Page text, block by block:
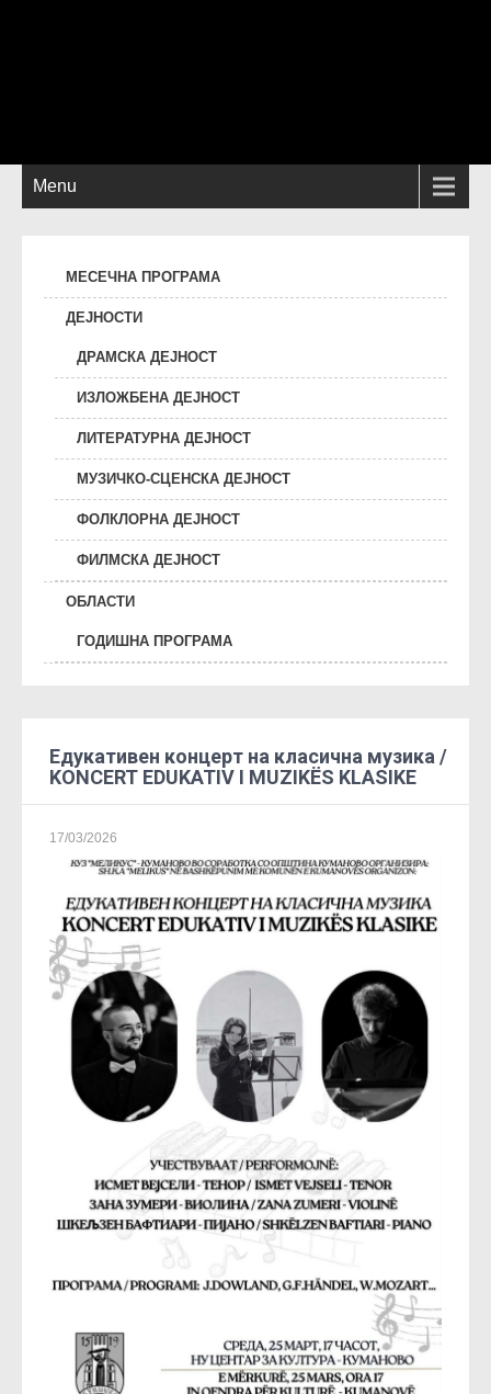
Menu
МЕСЕЧНА ПРОГРАМА
ДЕЈНОСТИ
ДРАМСКА ДЕЈНОСТ
ИЗЛОЖБЕНА ДЕЈНОСТ
ЛИТЕРАТУРНА ДЕЈНОСТ
МУЗИЧКО-СЦЕНСКА ДЕЈНОСТ
ФОЛКЛОРНА ДЕЈНОСТ
ФИЛМСКА ДЕЈНОСТ
ОБЛАСТИ
ГОДИШНА ПРОГРАМА
Едукативен концерт на класична музика /
KONCERT EDUKATIV I MUZIKËS KLASIKE
17/03/2026